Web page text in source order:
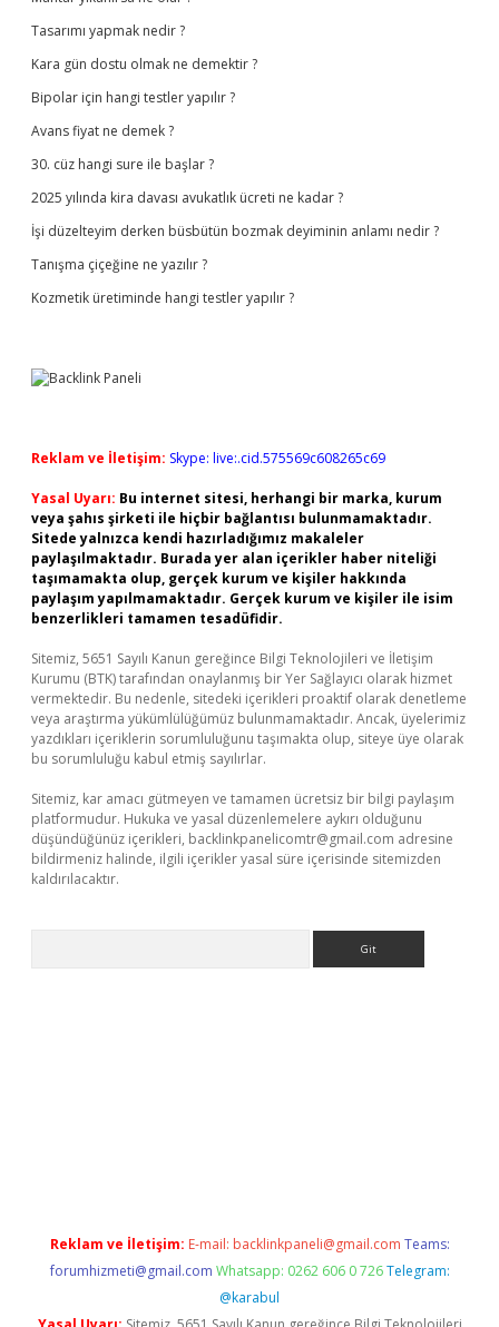
Tasarımı yapmak nedir ?
Kara gün dostu olmak ne demektir ?
Bipolar için hangi testler yapılır ?
Avans fiyat ne demek ?
30. cüz hangi sure ile başlar ?
2025 yılında kira davası avukatlık ücreti ne kadar ?
İşi düzelteyim derken büsbütün bozmak deyiminin anlamı nedir ?
Tanışma çiçeğine ne yazılır ?
Kozmetik üretiminde hangi testler yapılır ?
Reklam ve İletişim: Skype: live:.cid.575569c608265c69
Yasal Uyarı: Bu internet sitesi, herhangi bir marka, kurum
veya şahıs şirketi ile hiçbir bağlantısı bulunmamaktadır.
Sitede yalnızca kendi hazırladığımız makaleler
paylaşılmaktadır. Burada yer alan içerikler haber niteliği
taşımamakta olup, gerçek kurum ve kişiler hakkında
paylaşım yapılmamaktadır. Gerçek kurum ve kişiler ile isim
benzerlikleri tamamen tesadüfidir.
Sitemiz, 5651 Sayılı Kanun gereğince Bilgi Teknolojileri ve İletişim
Kurumu (BTK) tarafından onaylanmış bir Yer Sağlayıcı olarak hizmet
vermektedir. Bu nedenle, sitedeki içerikleri proaktif olarak denetleme
veya araştırma yükümlülüğümüz bulunmamaktadır. Ancak, üyelerimiz
yazdıkları içeriklerin sorumluluğunu taşımakta olup, siteye üye olarak
bu sorumluluğu kabul etmiş sayılırlar.
Sitemiz, kar amacı gütmeyen ve tamamen ücretsiz bir bilgi paylaşım
platformudur. Hukuka ve yasal düzenlemelere aykırı olduğunu
düşündüğünüz içerikleri, backlinkpanelicomtr@gmail.com adresine
bildirmeniz halinde, ilgili içerikler yasal süre içerisinde sitemizden
kaldırılacaktır.
Reklam ve İletişim: E-mail: backlinkpaneli@gmail.com Teams:
forumhizmeti@gmail.com Whatsapp: 0262 606 0 726 Telegram:
@karabul